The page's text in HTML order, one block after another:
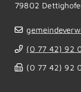
79802
(0 77 42) 92
(0 77 42) 92